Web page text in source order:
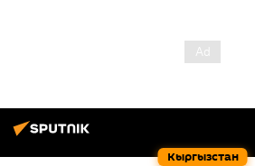
Кыргызстан